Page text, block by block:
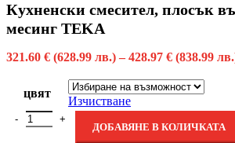
Кухненски смесител, плосък
месинг TEKA
321.60 € (628.99 лв.) – 428.97 € (838.99
цвят
Изчистване
ДОБАВЯНЕ В КОЛИЧКАТА